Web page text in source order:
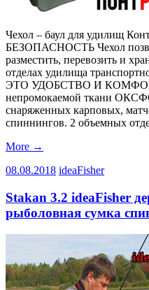
Чехол – баул для удилищ
БЕЗОПАСНОСТЬ Чехол
разместить, перевозить и
отделах удилища
ЭТО УДОБСТВО И КОМФОРТ
непромокаемой ткани
снаряженных карповых,
спиннингов. 2 объемных
More →
08.08.2018 ideaFisher
Stakan 3.2 ideaFisher
рыболовная сумка